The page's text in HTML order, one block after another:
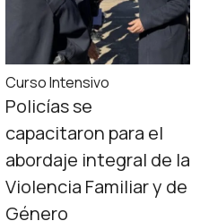
Curso Intensivo
Policías se
capacitaron para el
abordaje integral de la
Violencia Familiar y de
Género